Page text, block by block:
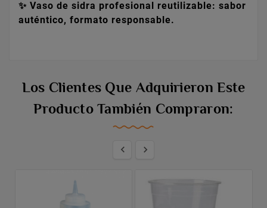
✨ Vaso de sidra profesional reutilizable: sabor
auténtico, formato responsable.
Los Clientes Que Adquirieron Este
Producto También Compraron:
 